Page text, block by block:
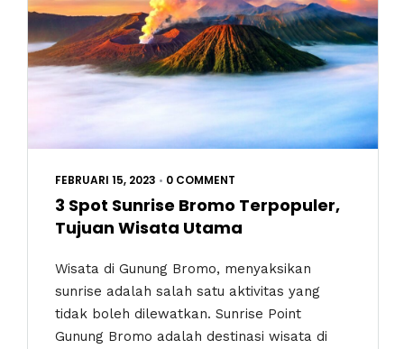
FEBRUARI 15, 2023 • 0 COMMENT
3 Spot Sunrise Bromo Terpopuler,
Tujuan Wisata Utama
Wisata di Gunung Bromo, menyaksikan
sunrise adalah salah satu aktivitas yang
tidak boleh dilewatkan. Sunrise Point
Gunung Bromo adalah destinasi wisata di